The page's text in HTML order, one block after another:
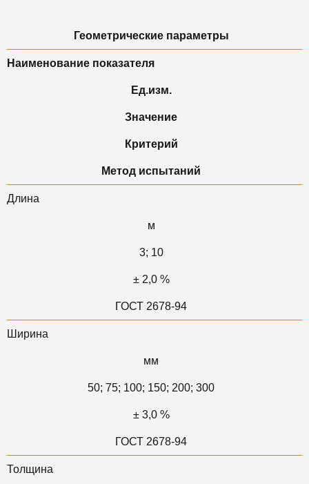
Геометрические параметры
Наименование показателя
Ед.изм.
Значение
Критерий
Метод испытаний
Длина
м
3; 10
± 2,0 %
ГОСТ 2678-94
Ширина
мм
50; 75; 100; 150; 200; 300
± 3,0 %
ГОСТ 2678-94
Толщина